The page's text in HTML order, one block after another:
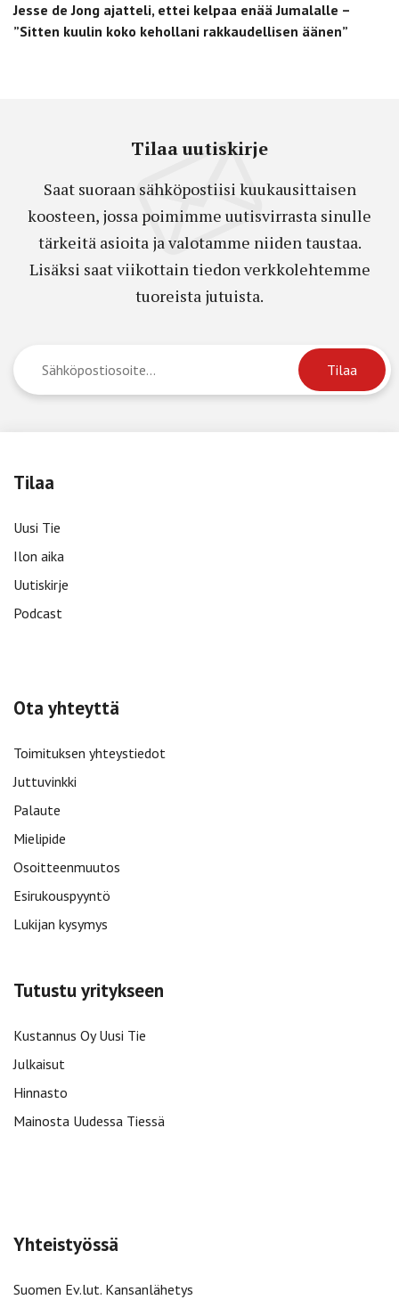
Jesse de Jong ajatteli, ettei kelpaa enää Jumalalle –
”Sitten kuulin koko kehollani rakkaudellisen äänen”
Tilaa uutiskirje
Saat suoraan sähköpostiisi kuukausittaisen
koosteen, jossa poimimme uutisvirrasta sinulle
tärkeitä asioita ja valotamme niiden taustaa.
Lisäksi saat viikottain tiedon verkkolehtemme
tuoreista jutuista.
Tilaa
Uusi Tie
Ilon aika
Uutiskirje
Podcast
Ota yhteyttä
Toimituksen yhteystiedot
Juttuvinkki
Palaute
Mielipide
Osoitteenmuutos
Esirukouspyyntö
Lukijan kysymys
Tutustu yritykseen
Kustannus Oy Uusi Tie
Julkaisut
Hinnasto
Mainosta Uudessa Tiessä
Yhteistyössä
Suomen Ev.lut. Kansanlähetys